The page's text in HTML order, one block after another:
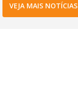
VEJA MAIS NOTÍCIAS